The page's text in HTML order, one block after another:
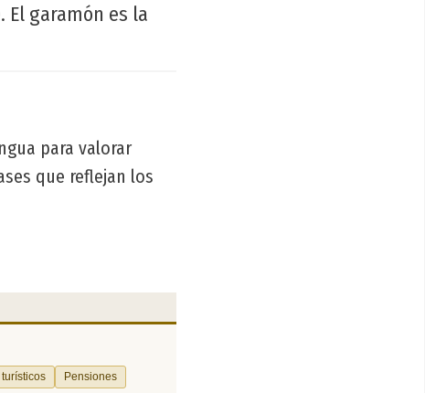
El garamón es la
para valorar
que reflejan los